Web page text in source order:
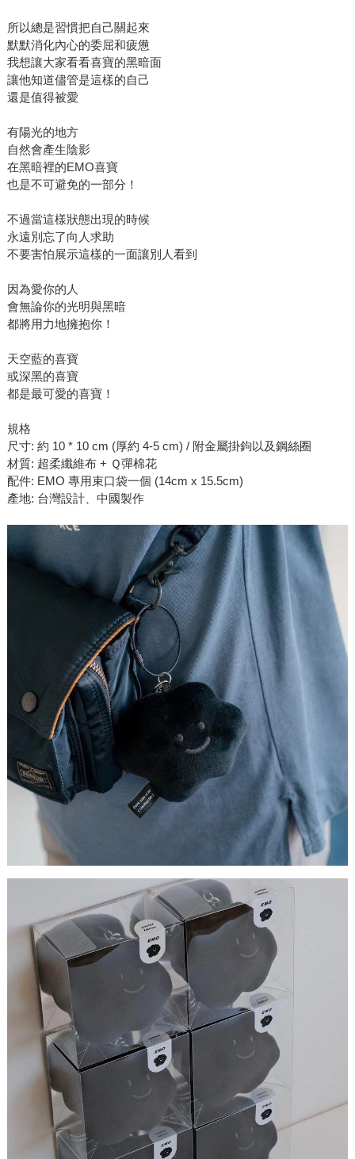
所以總是習慣把自己關起來
默默消化內心的委屈和疲憊
我想讓大家看看喜寶的黑暗面
讓他知道儘管是這樣的自己
還是值得被愛
有陽光的地方
自然會產生陰影
在黑暗裡的EMO喜寶
也是不可避免的一部分！
不過當這樣狀態出現的時候
永遠別忘了向人求助
不要害怕展示這樣的一面讓別人看到
因為愛你的人
會無論你的光明與黑暗
都將用力地擁抱你！
天空藍的喜寶
或深黑的喜寶
都是最可愛的喜寶！
規格
尺寸: 約 10 * 10 cm (厚約 4-5 cm) / 附金屬掛鉤以及鋼絲圈
材質: 超柔纖維布 + Ｑ彈棉花
配件: EMO 專用束口袋一個 (14cm x 15.5cm)
產地: 台灣設計、中國製作